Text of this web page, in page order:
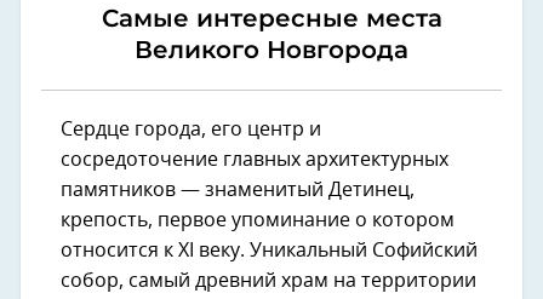
Самые интересные места
Великого Новгорода
Сердце города, его центр и
сосредоточение главных архитектурных
памятников — знаменитый Детинец,
крепость, первое упоминание о котором
относится к XI веку. Уникальный Софийский
собор, самый древний храм на территории